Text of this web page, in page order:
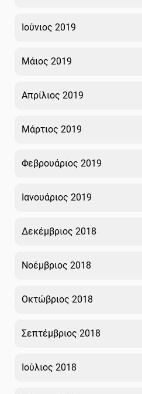
Ιούνιος 2019
Μάιος 2019
Απρίλιος 2019
Μάρτιος 2019
Φεβρουάριος 2019
Ιανουάριος 2019
Δεκέμβριος 2018
Νοέμβριος 2018
Οκτώβριος 2018
Σεπτέμβριος 2018
Ιούλιος 2018